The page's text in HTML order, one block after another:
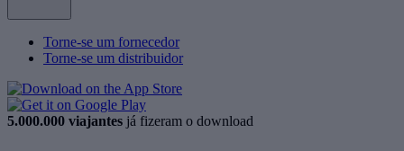
Torne-se um fornecedor
Torne-se um distribuidor
5.000.000 viajantes já fizeram o download